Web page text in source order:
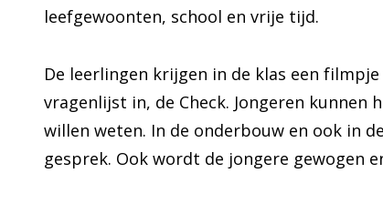
leefgewoonten, school en vrije tijd.
De leerlingen krijgen in de klas een
vragenlijst in, de Check. Jongeren
willen weten. In de onderbouw en ook in
gesprek. Ook wordt de jongere gewogen